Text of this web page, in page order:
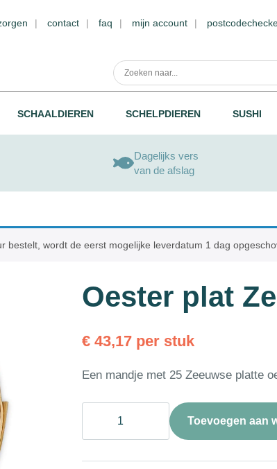
contact faq mijn account
SCHAALDIEREN SCHELPDIEREN SUSHI
Dagelijks vers
van de afslag
wordt de eerst mogelijke leverdatum 1 dag
Oester plat
€ 43,17 per stuk
Een mandje met 25 Zeeuwse platte
Zeeuws
25st
Toevoegen aan